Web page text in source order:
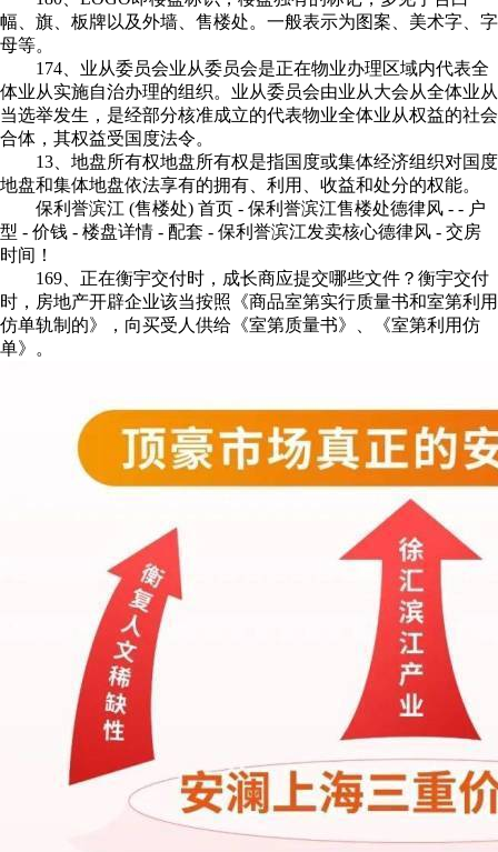
幅、旗、板牌以及外墙、售楼处。一般表示为图案、美术字、字
母等。
174、业从委员会业从委员会是正在物业办理区域内代表全
体业从实施自治办理的组织。业从委员会由业从大会从全体业从
当选举发生，是经部分核准成立的代表物业全体业从权益的社会
合体，其权益受国度法令。
13、地盘所有权地盘所有权是指国度或集体经济组织对国度
地盘和集体地盘依法享有的拥有、利用、收益和处分的权能。
保利誉滨江 (售楼处) 首页 - 保利誉滨江售楼处德律风 - - 户
型 - 价钱 - 楼盘详情 - 配套 - 保利誉滨江发卖核心德律风 - 交房
时间！
169、正在衡宇交付时，成长商应提交哪些文件？衡宇交付
时，房地产开辟企业该当按照《商品室第实行质量书和室第利用
仿单轨制的》，向买受人供给《室第质量书》、《室第利用仿
单》。